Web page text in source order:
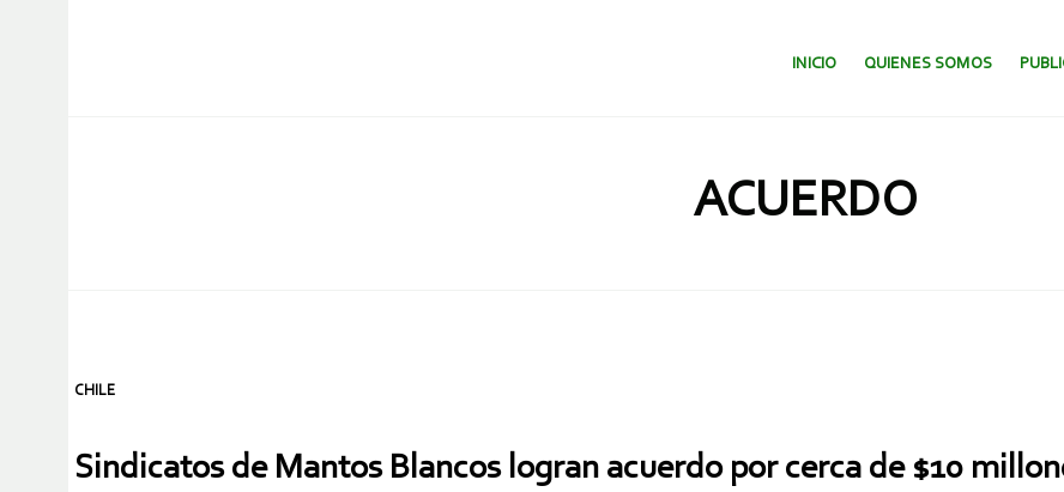
SALTAR AL CONTENIDO.
INICIO QUIENES SOMOS
ACUERDO
CHILE
Sindicatos de Mantos Blancos logran acuerdo por cerca de $10